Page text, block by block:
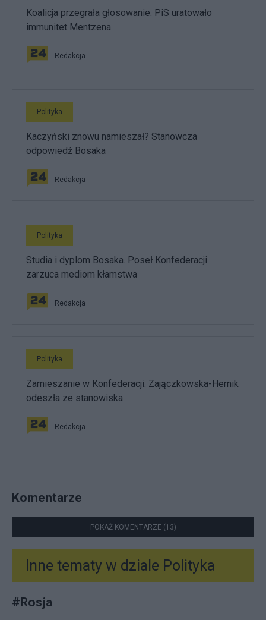
Koalicja przegrała głosowanie. PiS uratowało
immunitet Mentzena
Redakcja
Polityka
Kaczyński znowu namieszał? Stanowcza
odpowiedź Bosaka
Redakcja
Polityka
Studia i dyplom Bosaka. Poseł Konfederacji
zarzuca mediom kłamstwa
Redakcja
Polityka
Zamieszanie w Konfederacji. Zajączkowska-Hernik
odeszła ze stanowiska
Redakcja
Komentarze
POKAŻ KOMENTARZE (13)
Inne tematy w dziale Polityka
#Rosja